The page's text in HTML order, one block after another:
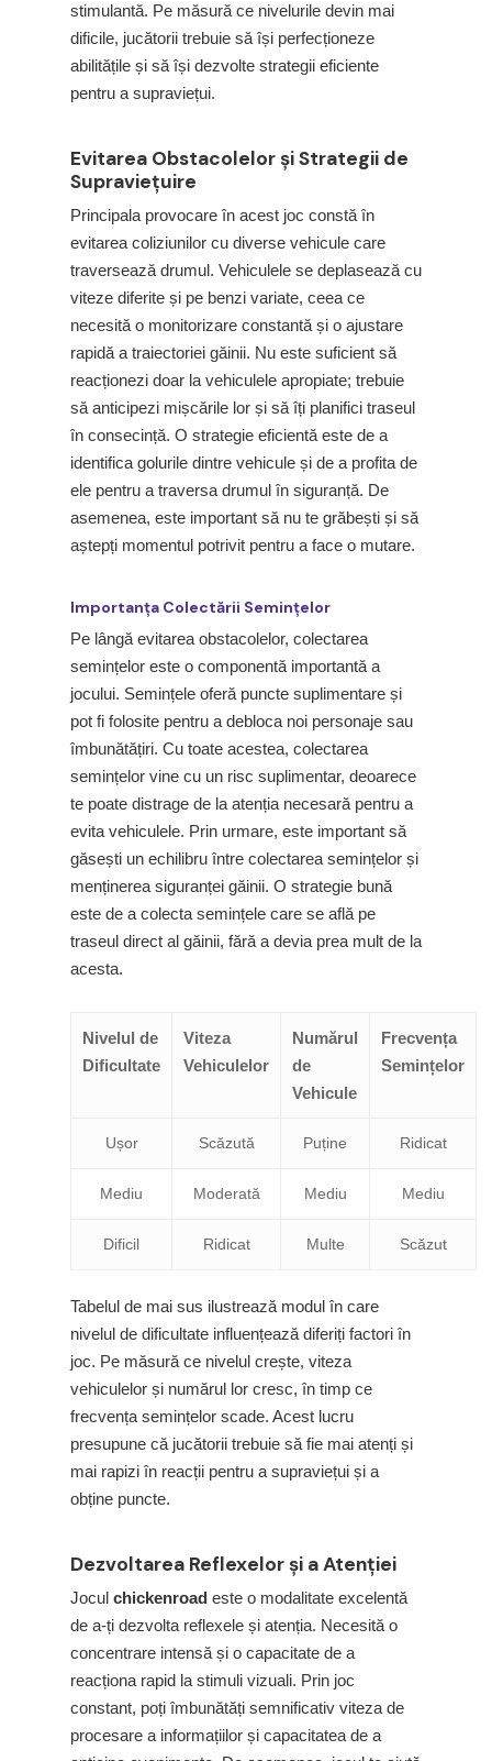
stimulantă. Pe măsură ce nivelurile devin mai
dificile, jucătorii trebuie să își perfecționeze
abilitățile și să își dezvolte strategii eficiente
pentru a supraviețui.
Evitarea Obstacolelor și Strategii de
Supraviețuire
Principala provocare în acest joc constă în
evitarea coliziunilor cu diverse vehicule care
traversează drumul. Vehiculele se deplasează cu
viteze diferite și pe benzi variate, ceea ce
necesită o monitorizare constantă și o ajustare
rapidă a traiectoriei găinii. Nu este suficient să
reacționezi doar la vehiculele apropiate; trebuie
să anticipezi mișcările lor și să îți planifici traseul
în consecință. O strategie eficientă este de a
identifica golurile dintre vehicule și de a profita de
ele pentru a traversa drumul în siguranță. De
asemenea, este important să nu te grăbești și să
aștepți momentul potrivit pentru a face o mutare.
Importanța Colectării Semințelor
Pe lângă evitarea obstacolelor, colectarea
semințelor este o componentă importantă a
jocului. Semințele oferă puncte suplimentare și
pot fi folosite pentru a debloca noi personaje sau
îmbunătățiri. Cu toate acestea, colectarea
semințelor vine cu un risc suplimentar, deoarece
te poate distrage de la atenția necesară pentru a
evita vehiculele. Prin urmare, este important să
găsești un echilibru între colectarea semințelor și
menținerea siguranței găinii. O strategie bună
este de a colecta semințele care se află pe
traseul direct al găinii, fără a devia prea mult de la
acesta.
Nivelul de
Dificultate
Viteza
Vehiculelor
Numărul
de
Vehicule
Frecvența
Semințelor
Ușor Scăzută Puține Ridicat
Mediu Moderată Mediu Mediu
Dificil Ridicat Multe Scăzut
Tabelul de mai sus ilustrează modul în care
nivelul de dificultate influențează diferiți factori în
joc. Pe măsură ce nivelul crește, viteza
vehiculelor și numărul lor cresc, în timp ce
frecvența semințelor scade. Acest lucru
presupune că jucătorii trebuie să fie mai atenți și
mai rapizi în reacții pentru a supraviețui și a
obține puncte.
Dezvoltarea Reflexelor și a Atenției
Jocul chickenroad este o modalitate excelentă
de a-ți dezvolta reflexele și atenția. Necesită o
concentrare intensă și o capacitate de a
reacționa rapid la stimuli vizuali. Prin joc
constant, poți îmbunătăți semnificativ viteza de
procesare a informațiilor și capacitatea de a